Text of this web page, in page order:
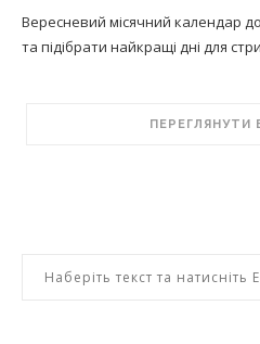
Вересневий місячний календар
та підібрати найкращі дні для
ПЕРЕГЛЯНУТИ